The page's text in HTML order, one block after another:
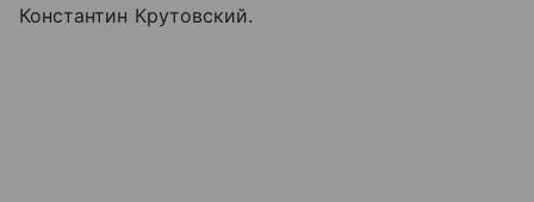
Константин Крутовский.